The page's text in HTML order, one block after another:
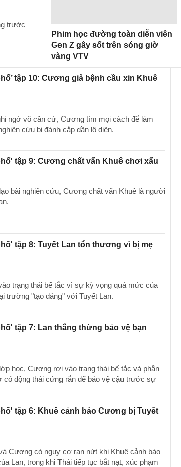
trước
Phim học đường toàn diễn viên
Gen Z gây sốt trên sóng giờ
vàng VTV
tập 10: Cương giả bệnh cầu xin Khuê
ngờ vô căn cứ, Cương tìm mọi cách để làm
cứu bị đánh cắp dần lộ diện.
tập 9: Cương chất vấn Khuê chơi xấu
bài nghiên cứu, Cương chất vấn Khuê là người
tập 8: Tuyết Lan tổn thương vì bị mẹ
trạng thái bế tắc vì sự kỳ vọng quá mức của
trường "tạo dáng" với Tuyết Lan.
tập 7: Lan thẳng thừng bảo vệ bạn
học, Cương rơi vào trạng thái bế tắc và phẫn
có động thái cứng rắn để bảo vệ cậu trước sự
tập 6: Khuê cảnh báo Cương bị Tuyết
Cương có nguy cơ rạn nứt khi Khuê cảnh báo
Lan, trong khi Thái tiếp tục bắt nạt, xúc phạm